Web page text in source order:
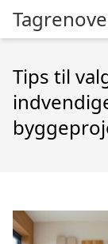
Tips til